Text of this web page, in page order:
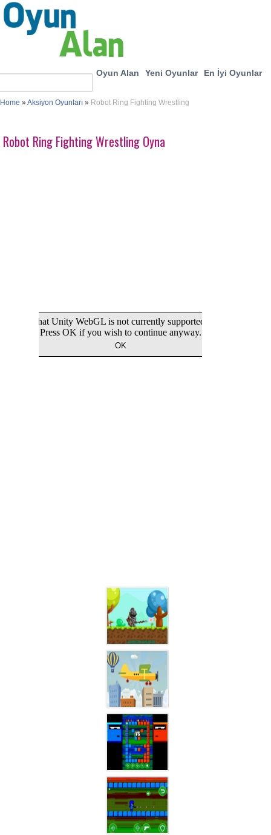
Oyun Alan Yeni Oyunlar En İyi Oyunlar
Home »Aksiyon Oyunları » Robot Ring Fighting Wrestling
Robot Ring Fighting Wrestling Oyna